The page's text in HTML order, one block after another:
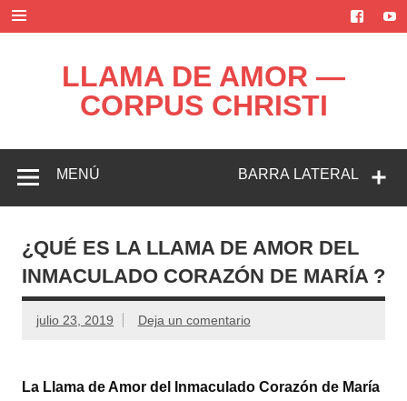
contenido
LLAMA DE AMOR —
CORPUS CHRISTI
BARRA LATERAL
MENÚ
¿QUÉ ES LA LLAMA DE AMOR DEL
INMACULADO CORAZÓN DE MARÍA ?
julio 23, 2019 Deja un comentario
La Llama de Amor del Inmaculado Corazón de María